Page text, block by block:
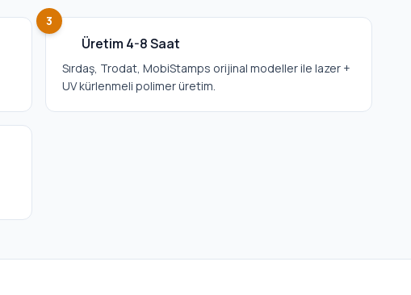
3
Üretim 4-8 Saat
Sırdaş, Trodat, MobiStamps orijinal modeller ile lazer +
UV kürlenmeli polimer üretim.